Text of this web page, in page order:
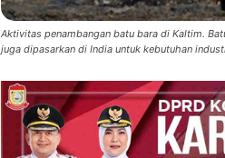
Aktivitas penambangan batu bara di Kaltim.
juga dipasarkan di India untuk kebutuhan